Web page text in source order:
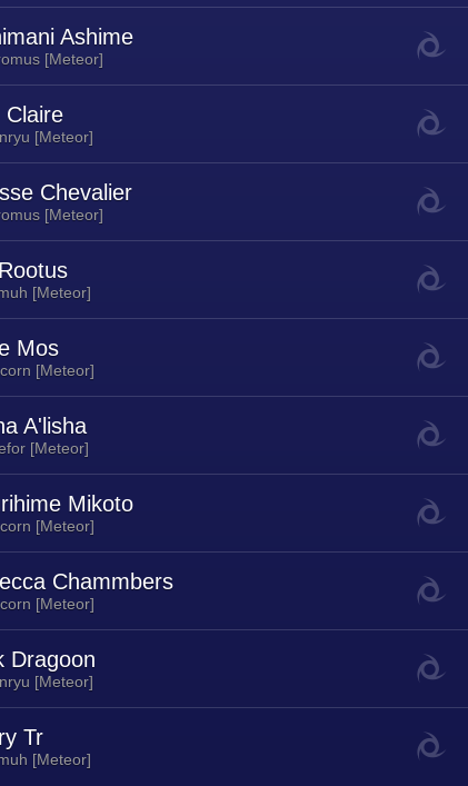
Ashime
[Meteor]
Claire
[Meteor]
Chevalier
[Meteor]
[Meteor]
Mos
[Meteor]
A'lisha
[Meteor]
Mikoto
[Meteor]
Chammbers
[Meteor]
Dragoon
[Meteor]
Tr
[Meteor]